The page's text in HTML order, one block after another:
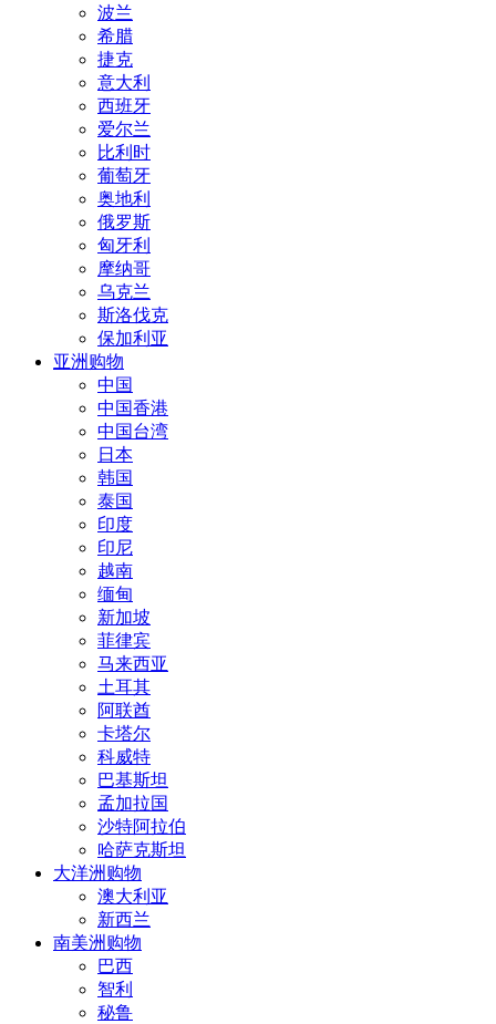
波兰
希腊
捷克
意大利
西班牙
爱尔兰
比利时
葡萄牙
奥地利
俄罗斯
匈牙利
摩纳哥
乌克兰
斯洛伐克
保加利亚
亚洲购物
中国
中国香港
中国台湾
日本
韩国
泰国
印度
印尼
越南
缅甸
新加坡
菲律宾
马来西亚
土耳其
阿联酋
卡塔尔
科威特
巴基斯坦
孟加拉国
沙特阿拉伯
哈萨克斯坦
大洋洲购物
澳大利亚
新西兰
南美洲购物
巴西
智利
秘鲁